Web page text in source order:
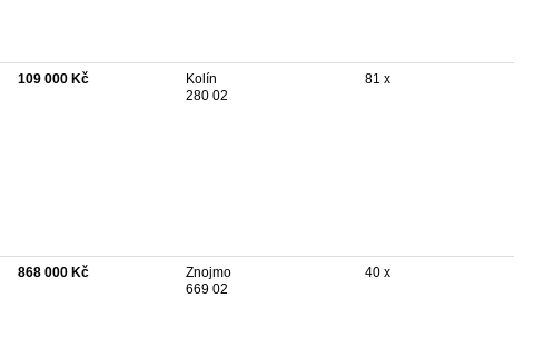
109 000 Kč
Kolín
280 02
81 x
868 000 Kč
Znojmo
669 02
40 x